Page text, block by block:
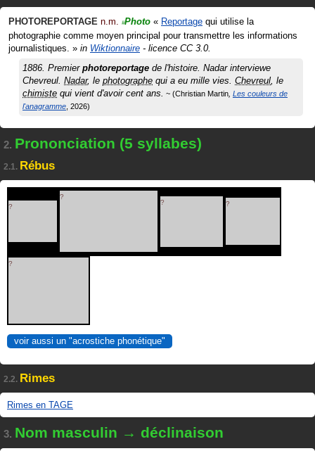
PHOTOREPORTAGE n.m. #Photo « Reportage qui utilise la
photographie comme moyen principal pour transmettre les informations
journalistiques. » in Wiktionnaire - licence CC 3.0.
1886. Premier photoreportage de l'histoire. Nadar interviewe
Chevreul. Nadar, le photographe qui a eu mille vies. Chevreul, le
chimiste qui vient d'avoir cent ans. Christian Martin Les couleurs de
l'anagramme 2026
2. Prononciation (5 syllabes)
2.1. Rébus
?
?
? ?
?
voir aussi un "acrostiche phonétique"
2.2. Rimes
Rimes en TAGE
3. Nom masculin → déclinaison